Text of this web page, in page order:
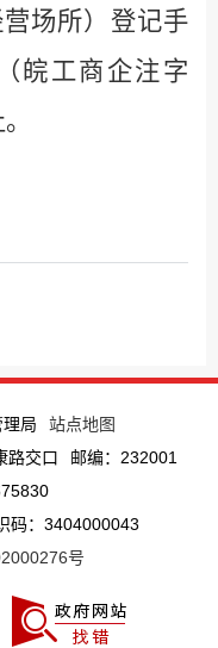
场所）登记手
皖工商企注字
局
站点地图
路交口
邮编：232001
码：3404000043
号